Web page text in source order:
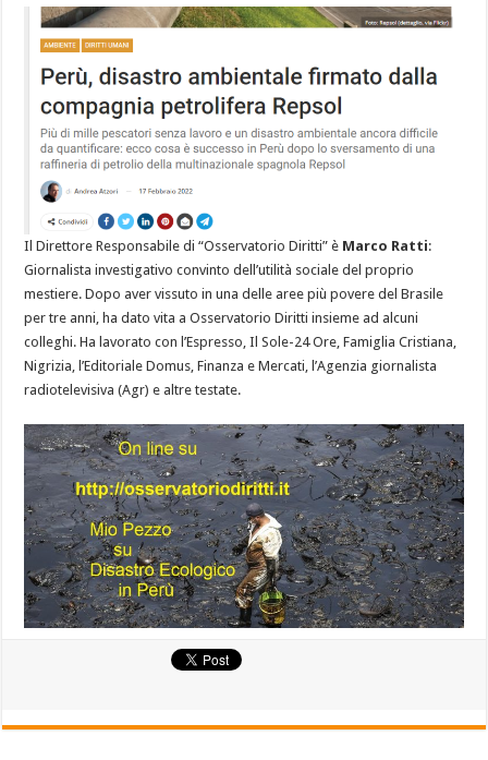
Il Direttore Responsabile di “Osservatorio Diritti” è Marco Ratti:
Giornalista investigativo convinto dell’utilità sociale del proprio
mestiere. Dopo aver vissuto in una delle aree più povere del Brasile
per tre anni, ha dato vita a Osservatorio Diritti insieme ad alcuni
colleghi. Ha lavorato con l’Espresso, Il Sole-24 Ore, Famiglia Cristiana,
Nigrizia, l’Editoriale Domus, Finanza e Mercati, l’Agenzia giornalista
radiotelevisiva (Agr) e altre testate.